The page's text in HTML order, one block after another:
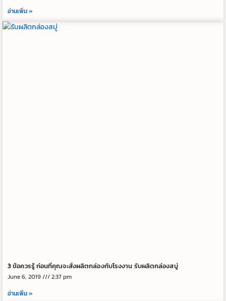
อ่านเพิ่ม »
3 ข้อควรรู้ ก่อนที่คุณจะสั่งผลิตกล่องกับโรงงาน รับผลิตกล่องสบู่
June 6, 2019
2:37 pm
อ่านเพิ่ม »